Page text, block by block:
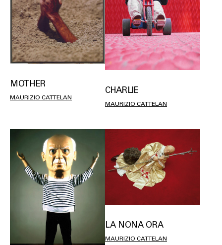
MOTHER
MAURIZIO CATTELAN
CHARLIE
MAURIZIO CATTELAN
LA NONA ORA
MAURIZIO CATTELAN